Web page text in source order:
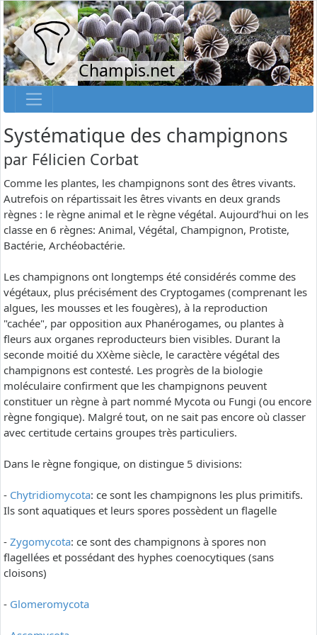
Champis.net
Systématique des champignons
par Félicien Corbat
Comme les plantes, les champignons sont des êtres vivants.
Autrefois on répartissait les êtres vivants en deux grands
règnes : le règne animal et le règne végétal. Aujourd’hui on les
classe en 6 règnes: Animal, Végétal, Champignon, Protiste,
Bactérie, Archéobactérie.
Les champignons ont longtemps été considérés comme des
végétaux, plus précisément des Cryptogames (comprenant les
algues, les mousses et les fougères), à la reproduction
"cachée", par opposition aux Phanérogames, ou plantes à
fleurs aux organes reproducteurs bien visibles. Durant la
seconde moitié du XXème siècle, le caractère végétal des
champignons est contesté. Les progrès de la biologie
moléculaire confirment que les champignons peuvent
constituer un règne à part nommé Mycota ou Fungi (ou encore
règne fongique). Malgré tout, on ne sait pas encore où classer
avec certitude certains groupes très particuliers.
Dans le règne fongique, on distingue 5 divisions:
- Chytridiomycota: ce sont les champignons les plus primitifs.
Ils sont aquatiques et leurs spores possèdent un flagelle
- Zygomycota: ce sont des champignons à spores non
flagellées et possédant des hyphes coenocytiques (sans
cloisons)
- Glomeromycota